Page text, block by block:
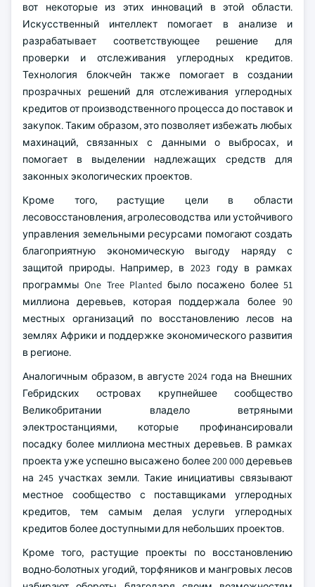
вот некоторые из этих инноваций в этой области.
Искусственный интеллект помогает в анализе и
разрабатывает соответствующее решение для
проверки и отслеживания углеродных кредитов.
Технология блокчейн также помогает в создании
прозрачных решений для отслеживания углеродных
кредитов от производственного процесса до поставок и
закупок. Таким образом, это позволяет избежать любых
махинаций, связанных с данными о выбросах, и
помогает в выделении надлежащих средств для
законных экологических проектов.
Кроме того, растущие цели в области
лесовосстановления, агролесоводства или устойчивого
управления земельными ресурсами помогают создать
благоприятную экономическую выгоду наряду с
защитой природы. Например, в 2023 году в рамках
программы One Tree Planted было посажено более 51
миллиона деревьев, которая поддержала более 90
местных организаций по восстановлению лесов на
землях Африки и поддержке экономического развития
в регионе.
Аналогичным образом, в августе 2024 года на Внешних
Гебридских островах крупнейшее сообщество
Великобритании владело ветряными
электростанциями, которые профинансировали
посадку более миллиона местных деревьев. В рамках
проекта уже успешно высажено более 200 000 деревьев
на 245 участках земли. Такие инициативы связывают
местное сообщество с поставщиками углеродных
кредитов, тем самым делая услуги углеродных
кредитов более доступными для небольших проектов.
Кроме того, растущие проекты по восстановлению
водно-болотных угодий, торфяников и мангровых лесов